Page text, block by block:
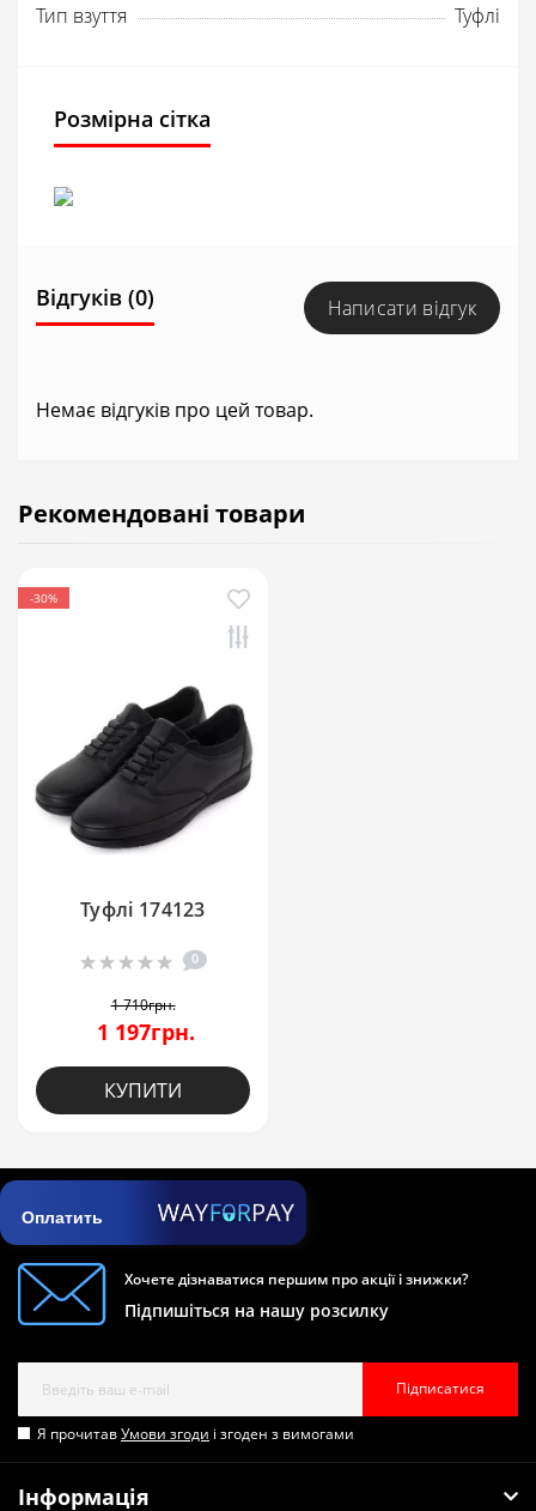
Тип взуття
Туфлі
Розмірна сітка
Відгуків (0) Написати відгук
Немає відгуків про цей товар.
Рекомендовані товари
-30%
Туфлі 174123
0
1 710грн.
1 197грн.
КУПИТИ
Оплатить
Хочете дізнаватися першим про акції і знижки?
Підпишіться на нашу розсилку
Підписатися
Я прочитавУмови згоди і згоден з вимогами
Інформація